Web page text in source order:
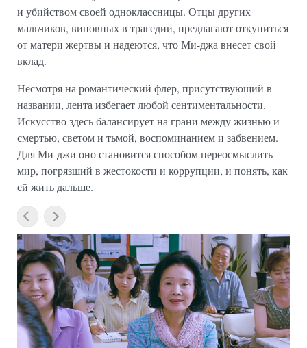
и убийством своей одноклассницы. Отцы других
мальчиков, виновных в трагедии, предлагают откупиться
от матери жертвы и надеются, что Ми-джа внесет свой
вклад.
Несмотря на романтический флер, присутствующий в
названии, лента избегает любой сентиментальности.
Искусство здесь балансирует на грани между жизнью и
смертью, светом и тьмой, воспоминанием и забвением.
Для Ми-джи оно становится способом переосмыслить
мир, погрязший в жестокости и коррупции, и понять, как
ей жить дальше.